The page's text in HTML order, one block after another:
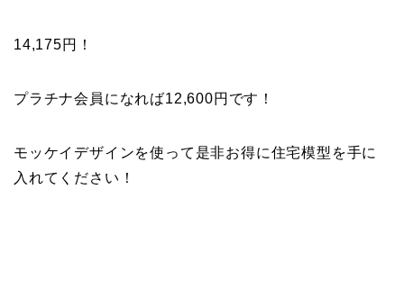
14,175円！
プラチナ会員になれば12,600円です！
モッケイデザインを使って是非お得に住宅模型を手に
入れてください！